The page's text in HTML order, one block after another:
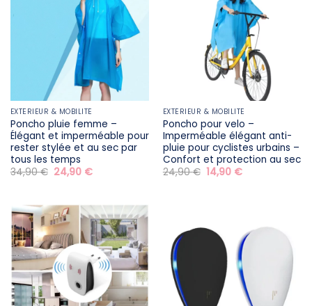
EXTÉRIEUR & MOBILITÉ
Poncho pluie femme –
Élégant et imperméable pour
rester stylée et au sec par
tous les temps
34,90€ Le
prix
34,90 €.
24,90 €Le
24,90 €.
EXTÉRIEUR & MOBILITÉ
Poncho pour velo –
Imperméable élégant anti-
pluie pour cyclistes urbains –
Confort et protection au sec
24,90€ Le
prix
14,90 €Le